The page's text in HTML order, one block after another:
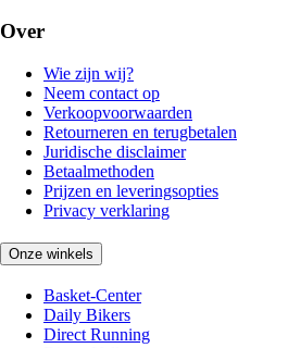
Over
Wie zijn wij?
Neem contact op
Verkoopvoorwaarden
Retourneren en terugbetalen
Juridische disclaimer
Betaalmethoden
Prijzen en leveringsopties
Privacy verklaring
Onze winkels
Basket-Center
Daily Bikers
Direct Running